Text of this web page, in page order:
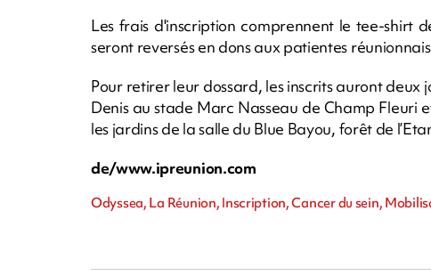
Les frais d'inscription comprennent le tee-shirt
seront reversés en dons aux patientes
Pour retirer leur dossard, les inscrits auront
Denis au stade Marc Nasseau de Champ Fleuri
les jardins de la salle du Blue Bayou, forêt de
de/www.ipreunion.com
Odyssea, La Réunion, Inscription, Cancer du sein,